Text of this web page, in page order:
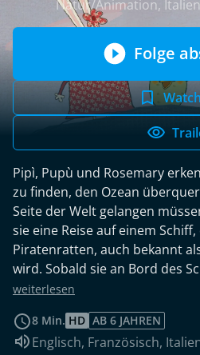
Natur/Animation,
Folge
Pipì, Pupù und Rosemary
zu finden, den Ozean
Seite der Welt gelangen
sie eine Reise auf einem
Piratenratten, auch bekannt
wird. Sobald sie an Bord des
das Trio, dass die Piraten nicht
verschlingen, und so
fliehen, bis ein Albatros
weiterlesen
8 Min. HD AB 6 JAHREN
Sprache:
Englisch, Französisch,